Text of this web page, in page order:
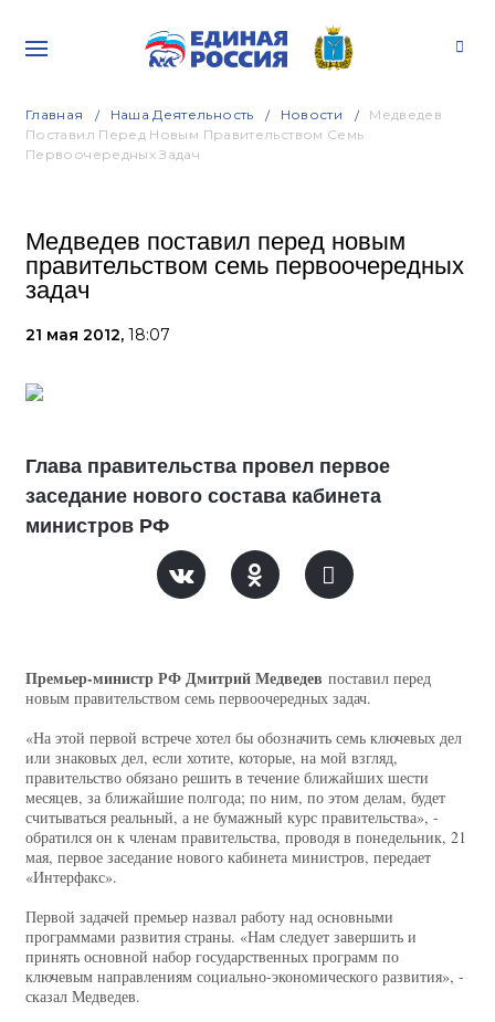
Главная Наша Деятельность Новости
Медведев
Поставил Перед Новым Правительством Семь
Первоочередных Задач
Медведев поставил перед новым
правительством семь первоочередных
задач
21 мая 2012, 18:07
Глава правительства провел первое
заседание нового состава кабинета
министров РФ
Премьер-министр РФ Дмитрий Медведев поставил перед
новым правительством семь первоочередных задач.
«На этой первой встрече хотел бы обозначить семь ключевых дел
или знаковых дел, если хотите, которые, на мой взгляд,
правительство обязано решить в течение ближайших шести
месяцев, за ближайшие полгода; по ним, по этом делам, будет
считываться реальный, а не бумажный курс правительства», -
обратился он к членам правительства, проводя в понедельник, 21
мая, первое заседание нового кабинета министров, передает
«Интерфакс».
Первой задачей премьер назвал работу над основными
программами развития страны. «Нам следует завершить и
принять основной набор государственных программ по
ключевым направлениям социально-экономического развития», -
сказал Медведев.